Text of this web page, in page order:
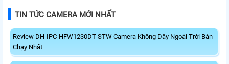
TIN TỨC CAMERA MỚI NHẤT
Review DH-IPC-HFW1230DT-STW Camera Không Dây Ngoài Trời Bán
Chạy Nhất